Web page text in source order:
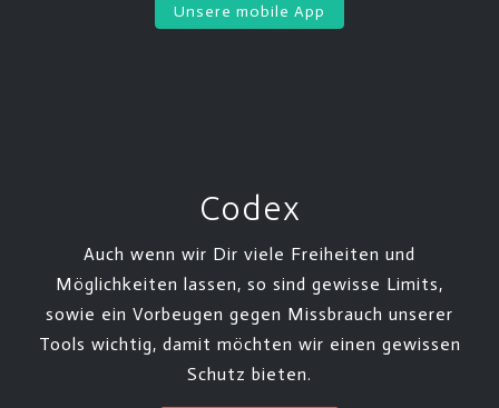
Unsere mobile App
Codex
Auch wenn wir Dir viele Freiheiten und
Möglichkeiten lassen, so sind gewisse Limits,
sowie ein Vorbeugen gegen Missbrauch unserer
Tools wichtig, damit möchten wir einen gewissen
Schutz bieten.